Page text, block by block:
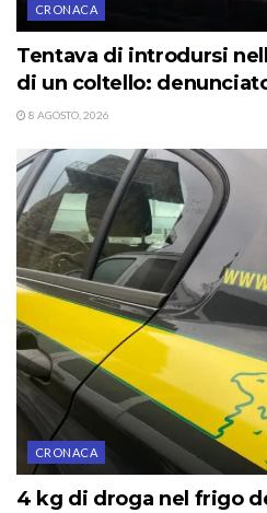
CRONACA
Tentava di introdursi
di un coltello:
8 AGOSTO, 2026
CRONACA
4 kg di droga nel frigo